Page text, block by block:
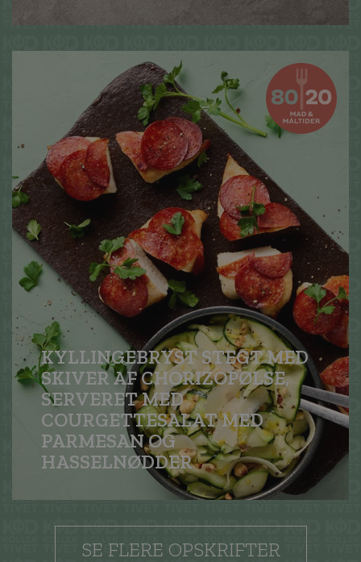
KYLLINGEBRYST STEGT MED
SKIVER AF CHORIZOPØLSE,
SERVERET MED
COURGETTESALAT MED
PARMESAN OG
HASSELNØDDER
SE FLERE OPSKRIFTER